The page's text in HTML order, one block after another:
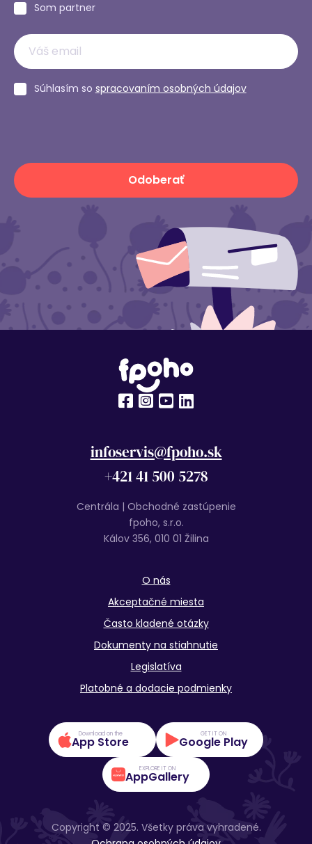
Som partner
Súhlasím so spracovaním osobných údajov
Odoberať
infoservis@fpoho.sk
+421 41 500 5278
Centrála | Obchodné zastúpenie
fpoho, s.r.o.
Kálov 356, 010 01 Žilina
O nás
Akceptačné miesta
Často kladené otázky
Dokumenty na stiahnutie
Legislatíva
Platobné a dodacie podmienky
Download on the
App Store
GET IT ON
Google Play
EXPLORE IT ON
AppGallery
Copyright © 2025. Všetky práva vyhradené.